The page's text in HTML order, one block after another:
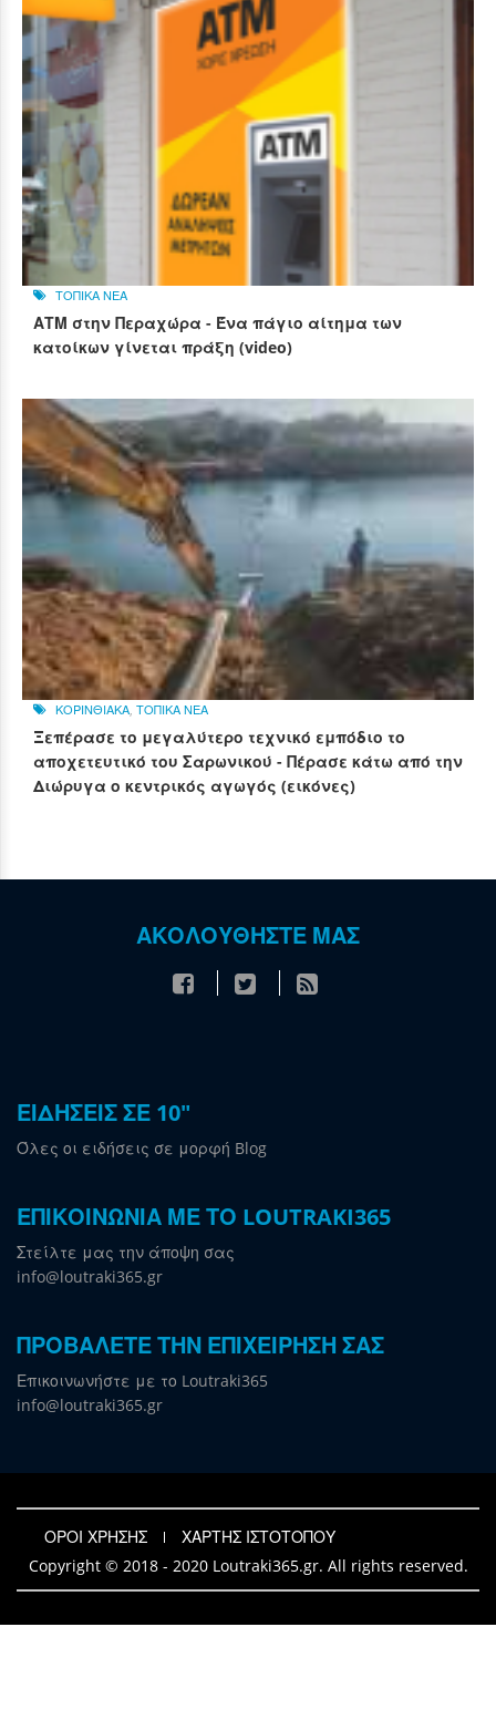
ΤΟΠΙΚΑ ΝΕΑ
ΑΤΜ στην Περαχώρα - Ένα πάγιο αίτημα των
κατοίκων γίνεται πράξη (video)
ΚΟΡΙΝΘΙΑΚΑ ΤΟΠΙΚΑ ΝΕΑ
Ξεπέρασε το μεγαλύτερο τεχνικό εμπόδιο το
αποχετευτικό του Σαρωνικού - Πέρασε κάτω από την
Διώρυγα ο κεντρικός αγωγός (εικόνες)
ΑΚΟΛΟΥΘΗΣΤΕ ΜΑΣ
ΕΙΔΗΣΕΙΣ ΣΕ 10"
Όλες οι ειδήσεις σε μορφή Blog
ΕΠΙΚΟΙΝΩΝΙΑ ΜΕ ΤΟ LOUTRAKI365
Στείλτε μας την άποψη σας
info@loutraki365.gr
ΠΡΟΒΑΛΕΤΕ ΤΗΝ ΕΠΙΧΕΙΡΗΣΗ ΣΑΣ
Επικοινωνήστε με το Loutraki365
info@loutraki365.gr
ΟΡΟΙ ΧΡΗΣΗΣ
ΧΑΡΤΗΣ ΙΣΤΟΤΟΠΟΥ
Copyright © 2018 - 2020 Loutraki365.gr. All rights reserved.